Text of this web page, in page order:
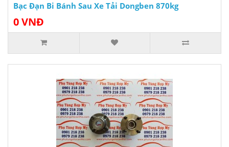
Bạc Đạn Bi Bánh Sau Xe Tải Dongben 870kg
0 VNĐ